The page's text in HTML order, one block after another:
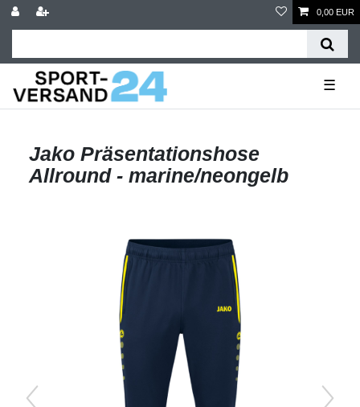
0,00 EUR
☰
Jako Präsentationshose
Allround - marine/neongelb